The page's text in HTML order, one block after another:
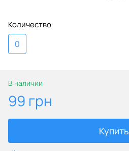
Количество
0
В наличии
99 грн
Купить